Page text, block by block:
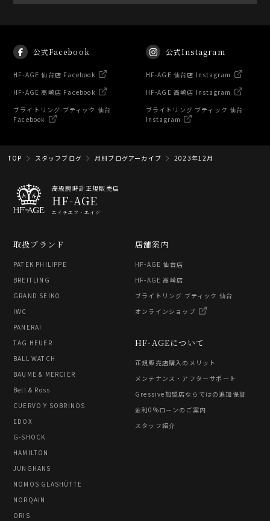
公式Facebook
HF-AGE 仙台店 Facebook
HF-AGE 高崎店 Facebook
ブライトリング ブティック 仙台
Facebook
公式Instagram
HF-AGE 仙台店 Instagram
HF-AGE 高崎店 Instagram
ブライトリング ブティック 仙台
Instagram
TOP スタッフブログ 月別ブログアーカイブ 2023年12月
高級腕時計正規販売店
HF-AGE
エイチエフ・エイジ
取扱ブランド
PATEK PHILIPPE
BREITLING
GRAND SEIKO
IWC
PANERAI
TAG HEUER
BALL WATCH
BAUME & MERCIER
Bell & Ross
CUERVO Y SOBRINOS
EDOX
G-SHOCK
HAMILTON
JUNGHANS
NOMOS GLASHÜTTE
NORQAIN
ORIS
HF-AGEについて
正規販売店購入のメリット
メンテナンス・アフターサポート
Gressive加盟店ならではの追加保証
金利0%ローンのご案内
スタッフ紹介
店舗案内
HF-AGE 仙台店
HF-AGE 高崎店
ブライトリング ブティック 仙台
オンラインショップ